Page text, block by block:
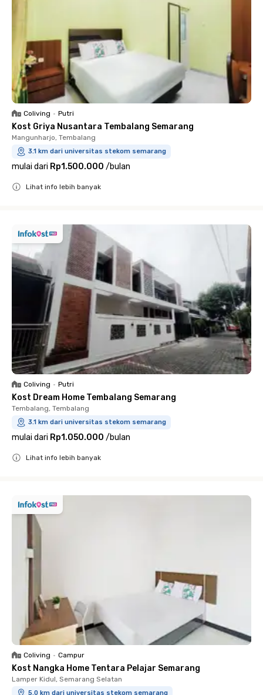
Coliving • Putri
Kost Griya Nusantara Tembalang Semarang
Mangunharjo, Tembalang
3.1 km dari universitas stekom semarang
mulai dari Rp1.500.000 /bulan
Lihat info lebih banyak
Coliving • Putri
Kost Dream Home Tembalang Semarang
Tembalang, Tembalang
3.1 km dari universitas stekom semarang
mulai dari Rp1.050.000 /bulan
Lihat info lebih banyak
Coliving • Campur
Kost Nangka Home Tentara Pelajar Semarang
Lamper Kidul, Semarang Selatan
5.0 km dari universitas stekom semarang